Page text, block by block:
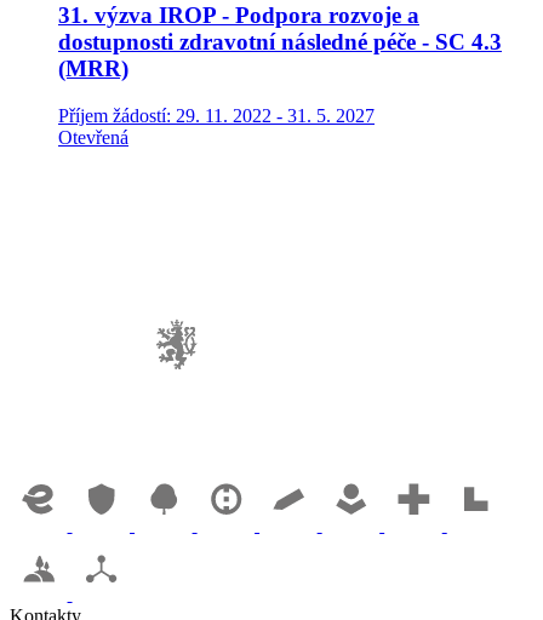
31. výzva IROP - Podpora rozvoje a
dostupnosti zdravotní následné péče - SC 4.3
(MRR)
Příjem žádostí: 29. 11. 2022 - 31. 5. 2027
Otevřená